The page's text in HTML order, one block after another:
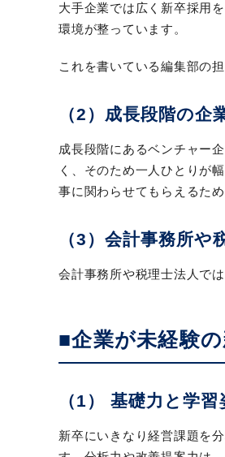
大手企業では広く新卒採用
環境が整っています。
これを書いている編集部の
（2）成長段階の企
成長段階にあるベンチャー
く、そのため一人ひとりが
事に関わらせてもらえるた
（3）会計事務所や
会計事務所や税理士法人で
■企業が未経験
（1） 基礎力と学習
新卒にいきなり経営課題を